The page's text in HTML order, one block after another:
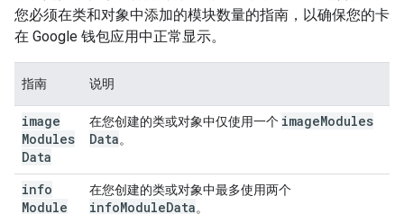
您必须在类和对象中添加的模块数量的指南，以确保您的卡
在 Google 钱包应用中正常显示。
指南 说明
image
Modules
Data
在您创建的类或对象中仅使用一个 imageModules
Data。
info
Module
在您创建的类或对象中最多使用两个
infoModuleData。